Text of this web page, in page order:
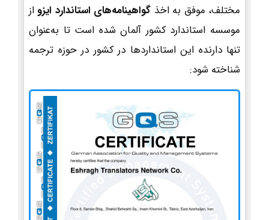
مختلف، موفق به اخذ گواهینامه‌های استاندارد ایزو از
موسسه استاندارد کشور آلمان شده است تا به‌عنوان
تنها دارنده این استانداردها در کشور در حوزه ترجمه
شناخته شود: